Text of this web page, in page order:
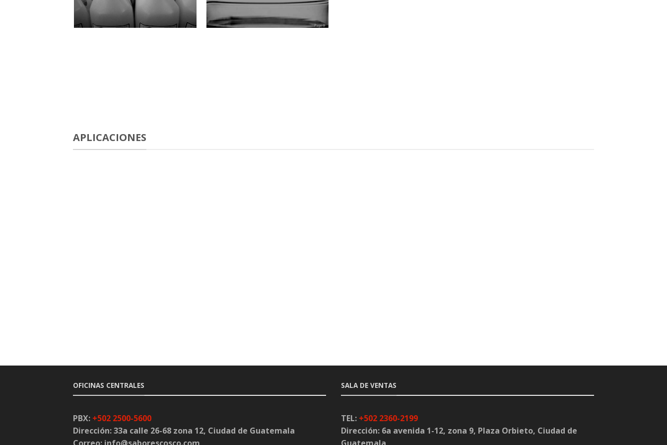
APLICACIONES
OFICINAS CENTRALES
PBX: +502 2500-5600
Dirección:33a calle 26-68 zona 12, Ciudad de Guatemala
Correo: info@saborescosco.com
SALA DE VENTAS
TEL: +502 2360-2199
Dirección: 6a avenida 1-12, zona 9, Plaza Orbieto, Ciudad de
Guatemala